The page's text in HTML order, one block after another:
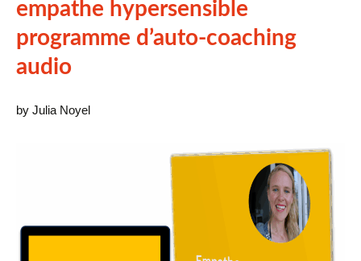
empathe hypersensible
programme d’auto-coaching
audio
by Julia Noyel